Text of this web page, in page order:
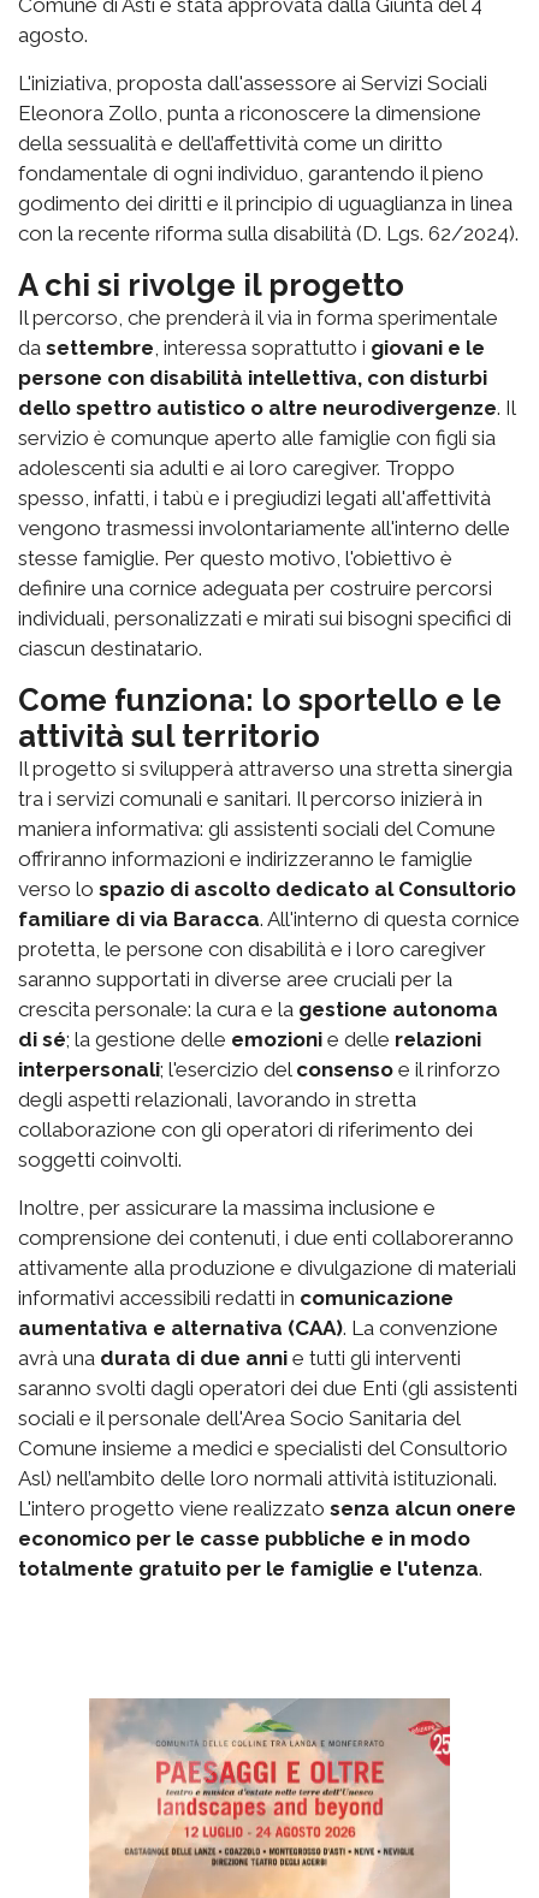
Comune di Asti è stata approvata dalla Giunta del 4
agosto.
L'iniziativa, proposta dall'assessore ai Servizi Sociali
Eleonora Zollo, punta a riconoscere la dimensione
della sessualità e dell’affettività come un diritto
fondamentale di ogni individuo, garantendo il pieno
godimento dei diritti e il principio di uguaglianza in linea
con la recente riforma sulla disabilità (D. Lgs. 62/2024).
A chi si rivolge il progetto
Il percorso, che prenderà il via in forma sperimentale
da settembre, interessa soprattutto i giovani e le
persone con disabilità intellettiva, con disturbi
dello spettro autistico o altre neurodivergenze. Il
servizio è comunque aperto alle famiglie con figli sia
adolescenti sia adulti e ai loro caregiver. Troppo
spesso, infatti, i tabù e i pregiudizi legati all'affettività
vengono trasmessi involontariamente all'interno delle
stesse famiglie. Per questo motivo, l'obiettivo è
definire una cornice adeguata per costruire percorsi
individuali, personalizzati e mirati sui bisogni specifici di
ciascun destinatario.
Come funziona: lo sportello e le
attività sul territorio
Il progetto si svilupperà attraverso una stretta sinergia
tra i servizi comunali e sanitari. Il percorso inizierà in
maniera informativa: gli assistenti sociali del Comune
offriranno informazioni e indirizzeranno le famiglie
verso lo spazio di ascolto dedicato al Consultorio
familiare di via Baracca. All'interno di questa cornice
protetta, le persone con disabilità e i loro caregiver
saranno supportati in diverse aree cruciali per la
crescita personale: la cura e la gestione autonoma
di sé; la gestione delle emozioni e delle relazioni
interpersonali; l'esercizio del consenso e il rinforzo
degli aspetti relazionali, lavorando in stretta
collaborazione con gli operatori di riferimento dei
soggetti coinvolti.
Inoltre, per assicurare la massima inclusione e
comprensione dei contenuti, i due enti collaboreranno
attivamente alla produzione e divulgazione di materiali
informativi accessibili redatti in comunicazione
aumentativa e alternativa (CAA). La convenzione
avrà una durata di due anni e tutti gli interventi
saranno svolti dagli operatori dei due Enti (gli assistenti
sociali e il personale dell'Area Socio Sanitaria del
Comune insieme a medici e specialisti del Consultorio
Asl) nell’ambito delle loro normali attività istituzionali.
L'intero progetto viene realizzato senza alcun onere
economico per le casse pubbliche e in modo
totalmente gratuito per le famiglie e l'utenza.